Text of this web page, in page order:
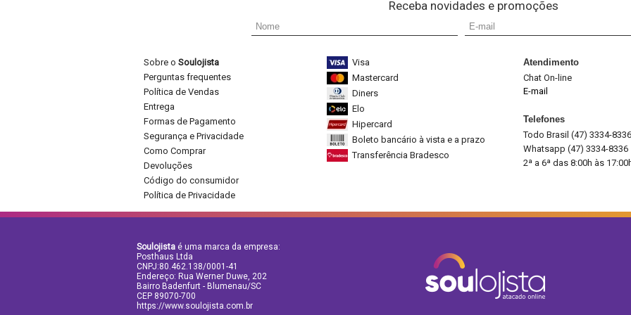
Receba novidades e promoções
Sobre o Soulojista
Perguntas frequentes
Política de Vendas
Entrega
Formas de Pagamento
Segurança e Privacidade
Como Comprar
Devoluções
Código do consumidor
Política de Privacidade
Visa
Mastercard
Diners
Elo
Hipercard
Boleto bancário à vista e a prazo
Transferência Bradesco
Atendimento
Chat On-line
E-mail
Telefones
Todo Brasil (47) 3334-8336
Whatsapp (47) 3334-8336
2ª a 6ª das 8:00h às
Soulojista é uma marca da empresa:
Posthaus Ltda
CNPJ:80.462.138/0001-41
Endereço: Rua Werner Duwe, 202
Bairro Badenfurt - Blumenau/SC
CEP 89070-700
https://www.soulojista.com.br